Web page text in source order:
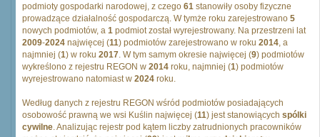
podmioty gospodarki narodowej, z czego 61 stanowiły osoby fizyczne
prowadzące działalność gospodarczą. W tymże roku zarejestrowano 5
nowych podmiotów, a 1 podmiot został wyrejestrowany. Na przestrzeni lat
2009-2024 najwięcej (11) podmiotów zarejestrowano w roku 2014, a
najmniej (1) w roku 2017. W tym samym okresie najwięcej (9) podmiotów
wykreślono z rejestru REGON w 2014 roku, najmniej (1) podmiotów
wyrejestrowano natomiast w 2024 roku.
Według danych z rejestru REGON wśród podmiotów posiadających
osobowość prawną we wsi Kuślin najwięcej (11) jest stanowiących spólki
cywilne. Analizując rejestr pod kątem liczby zatrudnionych pracowników